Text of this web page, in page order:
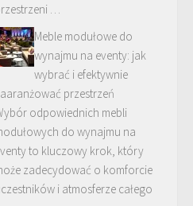
…
Meble modułowe do
wynajmu na eventy: jak
wybrać i efektywnie
przestrzeń
odpowiednich mebli
do wynajmu na
to kluczowy krok, który
zadecydować o komforcie
i atmosferze całego